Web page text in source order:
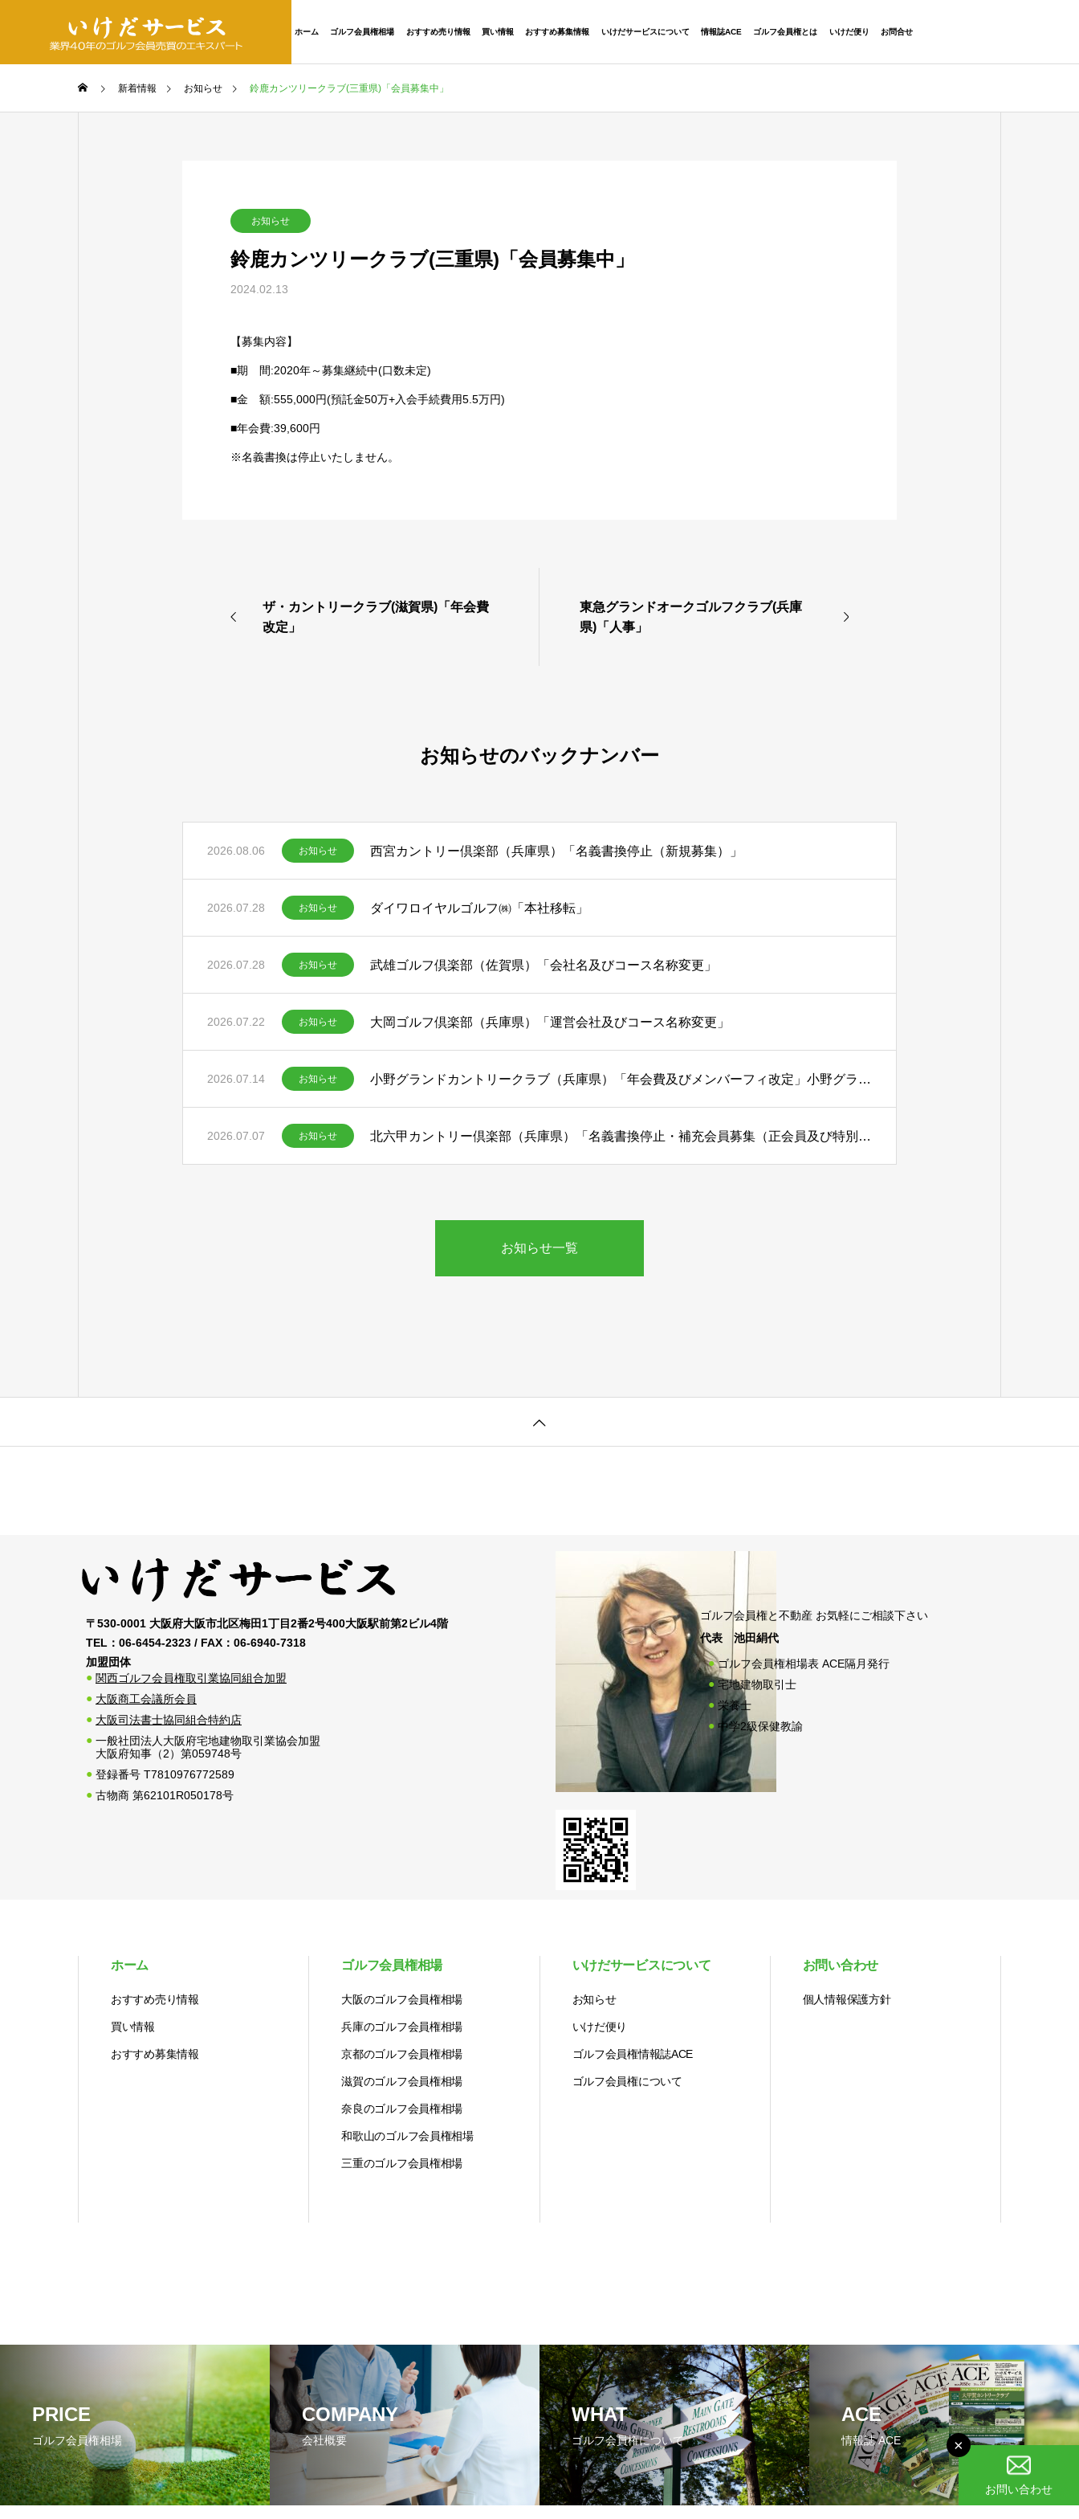
ホーム ゴルフ会員権相場 おすすめ売り情報 買い情報 おすすめ募集情報 いけだサービスについて 情報誌ACE ゴルフ会員権とは いけだ便り お問合せ
新着情報 お知らせ 鈴鹿カンツリークラブ(三重県)「会員募集中」
お知らせ
鈴鹿カンツリークラブ(三重県)「会員募集中」
2024.02.13
【募集内容】
■期 間:2020年～募集継続中(口数未定)
■金 額:555,000円(預託金50万+入会手続費用5.5万円)
■年会費:39,600円
※名義書換は停止いたしません。
ザ・カントリークラブ(滋賀県)「年会費
改定」
東急グランドオークゴルフクラブ(兵庫
県)「人事」
お知らせのバックナンバー
2026.08.06 お知らせ 西宮カントリー倶楽部（兵庫県）「名義書換停止（新規募集）」
2026.07.28 お知らせ ダイワロイヤルゴルフ㈱「本社移転」
2026.07.28 お知らせ 武雄ゴルフ倶楽部（佐賀県）「会社名及びコース名称変更」
2026.07.22 お知らせ 大岡ゴルフ倶楽部（兵庫県）「運営会社及びコース名称変更」
2026.07.14 お知らせ 小野グランドカントリークラブ（兵庫県）「年会費及びメンバーフィ改定」小野グランドカントリークラブ（兵庫県）「年会費及びメンバーフィ改定」
2026.07.07 お知らせ 北六甲カントリー倶楽部（兵庫県）「名義書換停止・補充会員募集（正会員及び特別平日会員）」
お知らせ一覧
〒530-0001 大阪府大阪市北区梅田1丁目2番2号400大阪駅前第2ビル4階
TEL： 06-6454-2323 / FAX： 06-6940-7318
加盟団体
関西ゴルフ会員権取引業協同組合加盟
大阪商工会議所会員
大阪司法書士協同組合特約店
一般社団法人大阪府宅地建物取引業協会加盟
大阪府知事（2）第059748号
登録番号 T7810976772589
古物商 第62101R050178号
ゴルフ会員権と不動産 お気軽にご相談下さい
代表 池田絹代
ゴルフ会員権相場表 ACE隔月発行
宅地建物取引士
栄養士
中学2級保健教諭
ホーム
おすすめ売り情報
買い情報
おすすめ募集情報
ゴルフ会員権相場
大阪のゴルフ会員権相場
兵庫のゴルフ会員権相場
京都のゴルフ会員権相場
滋賀のゴルフ会員権相場
奈良のゴルフ会員権相場
和歌山のゴルフ会員権相場
三重のゴルフ会員権相場
いけだサービスについて
お知らせ
いけだ便り
ゴルフ会員権情報誌ACE
ゴルフ会員権について
お問い合わせ
個人情報保護方針
PRICE
ゴルフ会員権相場
COMPANY
会社概要
WHAT
ゴルフ会員権について
ACE
情報誌 ACE
お問い合わせ
×